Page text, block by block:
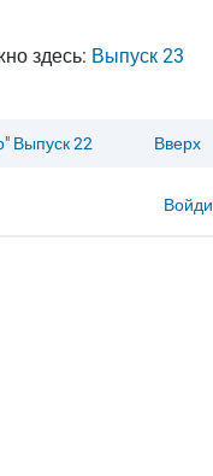
здесь: Выпуск 23
Выпуск 22 Вверх